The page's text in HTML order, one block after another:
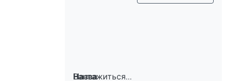
Вантажиться...
Назва